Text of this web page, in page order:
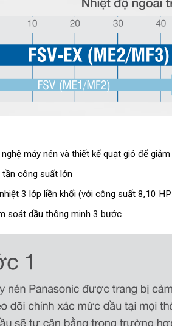
máy nén và thiết kế quạt gió để
tần công suất lớn
3 lớp liền khối (với công suất 8,10
soát dầu thông minh 3 bước